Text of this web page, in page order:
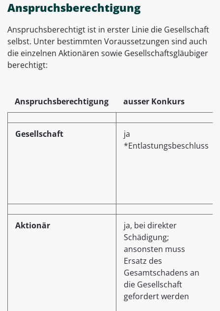
Anspruchsberechtigung
Anspruchsberechtigt ist in erster Linie die Gesellschaft
selbst. Unter bestimmten Voraussetzungen sind auch
die einzelnen Aktionären sowie Gesellschaftsgläubiger
berechtigt:
Anspruchsberechtigung ausser Konkurs
Gesellschaft
ja
*Entlastungsbeschluss
Aktionär
ja, bei direkter
Schädigung;
ansonsten muss
Ersatz des
Gesamtschadens an
die Gesellschaft
gefordert werden